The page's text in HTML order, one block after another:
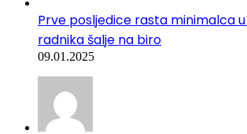
Prve posljedice rasta minimalca u
radnika šalje na biro
09.01.2025